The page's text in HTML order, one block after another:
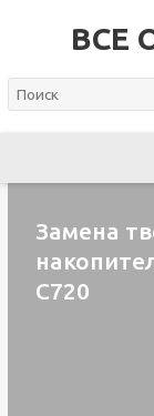
ВСЕ
Замена
C720